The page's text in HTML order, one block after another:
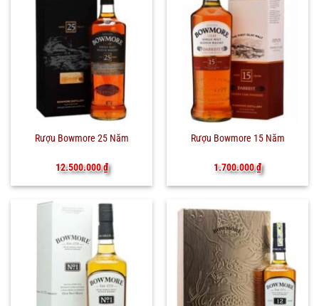
Rượu Bowmore 25 Năm
12.500.000₫
Rượu Bowmore 15 Năm
1.700.000₫